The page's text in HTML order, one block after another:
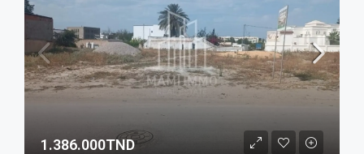
1.386.000TND